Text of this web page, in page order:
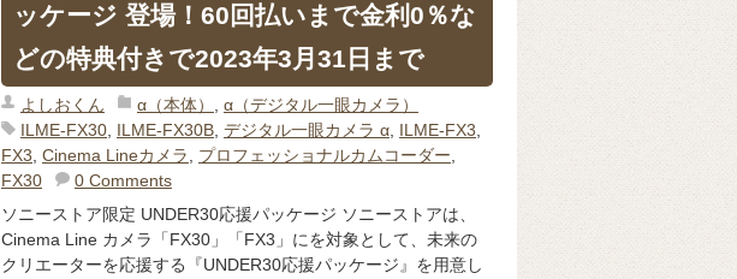
ッケージ 登場！60回払いまで金利0％な
どの特典付きで2023年3月31日まで
よしおくん α（本体）
α（デジタル一眼カメラ）
ILME-FX30, ILME-FX30B, デジタル一眼カメラ α, ILME-FX3
FX3 Cinema Lineカメラ プロフェッショナルカムコーダー
FX30
0 Comments
ソニーストア限定 UNDER30応援パッケージ ソニーストアは、
Cinema Line カメラ「FX30」「FX3」にを対象として、未来の
クリエーターを応援する『UNDER30応援パッケージ』を用意し